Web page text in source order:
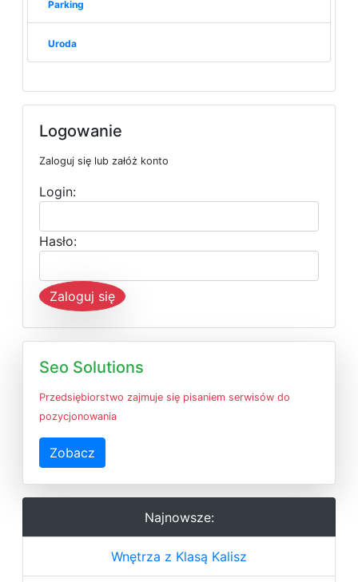
Parking
Uroda
Logowanie
Zaloguj się lub załóż konto
Login:
Hasło:
Zaloguj się
Seo Solutions
Przedsiębiorstwo zajmuje się pisaniem serwisów do
pozycjonowania
Zobacz
Najnowsze:
Wnętrza z Klasą Kalisz